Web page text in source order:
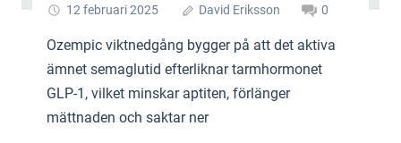
12 februari 2025 David Eriksson 0
Ozempic viktnedgång bygger på att det aktiva
ämnet semaglutid efterliknar tarmhormonet
GLP-1, vilket minskar aptiten, förlänger
mättnaden och saktar ner